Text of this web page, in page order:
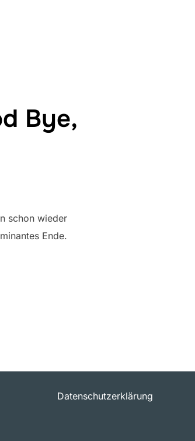
Bye,
schon wieder
Ende.
BYE, DETE“
Datenschutzerklärung